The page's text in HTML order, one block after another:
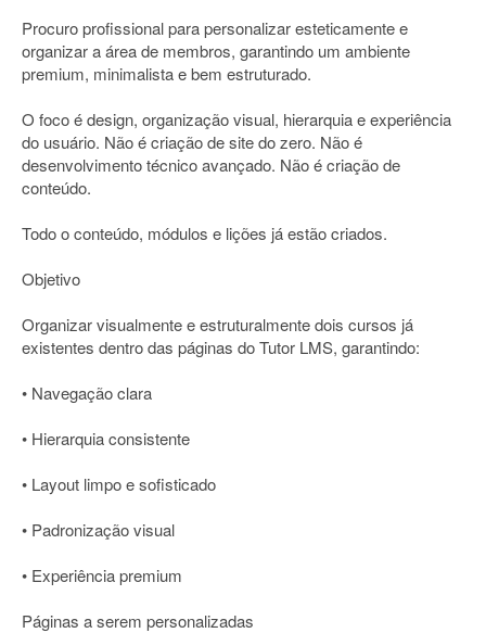
Procuro profissional para personalizar esteticamente e
organizar a área de membros, garantindo um ambiente
premium, minimalista e bem estruturado.
O foco é design, organização visual, hierarquia e experiência
do usuário. Não é criação de site do zero. Não é
desenvolvimento técnico avançado. Não é criação de
conteúdo.
Todo o conteúdo, módulos e lições já estão criados.
Objetivo
Organizar visualmente e estruturalmente dois cursos já
existentes dentro das páginas do Tutor LMS, garantindo:
• Navegação clara
• Hierarquia consistente
• Layout limpo e sofisticado
• Padronização visual
• Experiência premium
Páginas a serem personalizadas